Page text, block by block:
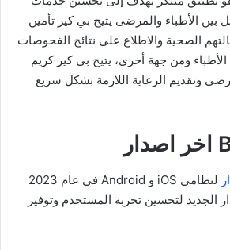
بين الأطباء والمرضى يتيح بي كير تأمين
الصحية والاطلاع على نتائج الفحوصات
ومن جهة أخرى، يتيح بي كير كريم
وتقديم الرعاية اللازمة بشكل سريع
لنظامي iOS و Android في عام 2023
الجديد لتحسين تجربة المستخدم وتوفير